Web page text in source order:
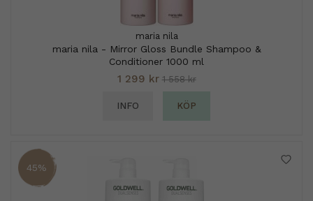
maria nila
maria nila - Mirror Gloss Bundle Shampoo &
Conditioner 1000 ml
1 299 kr 1 558 kr
INFO KÖP
45%